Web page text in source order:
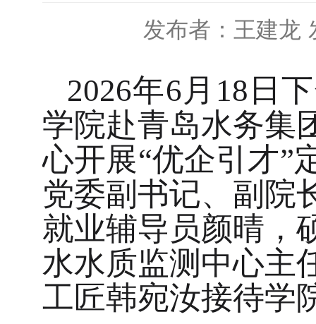
发布者：王建龙
2026年6月 18日
学院赴青岛水务集
心开展“优企引才”
党委副书记、副院
就业辅导员颜晴 ，
水水质监测中心主
工匠韩宛汝接待学